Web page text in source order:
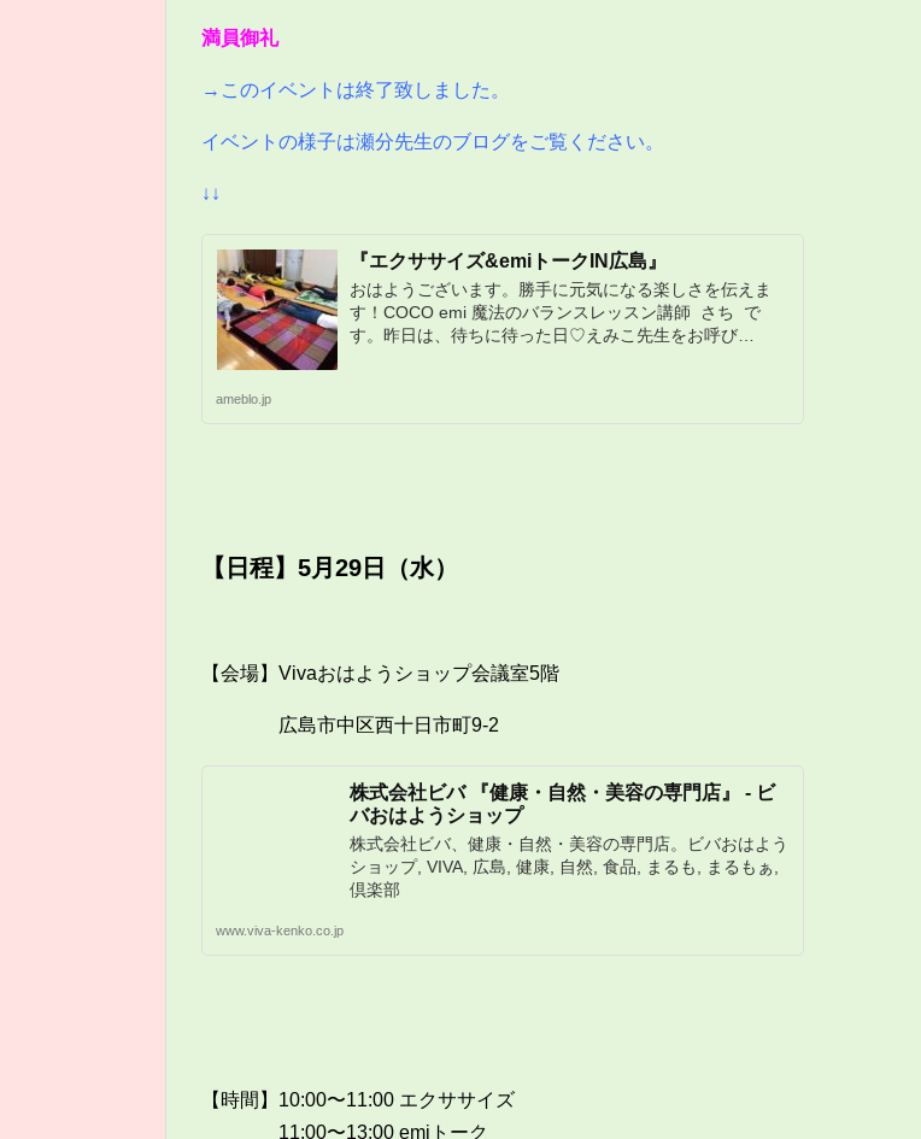
満員御礼
→このイベントは終了致しました。
イベントの様子は瀬分先生のブログをご覧ください。
↓↓
『エクササイズ&emiトークIN広島』
おはようございます。勝手に元気になる楽しさを伝えま
す！COCO emi 魔法のバランスレッスン講師 さち で
す。昨日は、待ちに待った日♡えみこ先生をお呼び…
ameblo.jp
【日程】5月29日（水）
【会場】Vivaおはようショップ会議室5階
広島市中区西十日市町9-2
株式会社ビバ 『健康・自然・美容の専門店』 - ビ
バおはようショップ
株式会社ビバ、健康・自然・美容の専門店。ビバおはよう
ショップ, VIVA, 広島, 健康, 自然, 食品, まるも, まるもぁ,
倶楽部
www.viva-kenko.co.jp
【時間】10:00〜11:00 エクササイズ
11:00〜13:00 emiトーク